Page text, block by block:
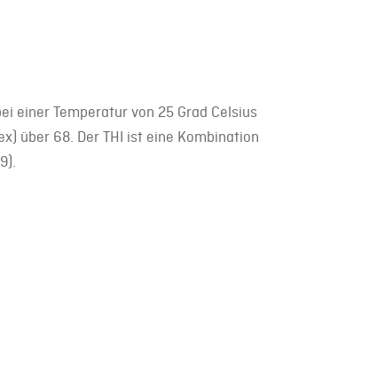
einer Temperatur von 25 Grad Celsius
über 68. Der THI ist eine Kombination